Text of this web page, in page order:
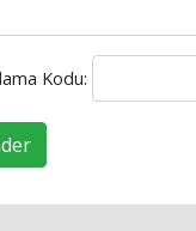
Kodu: